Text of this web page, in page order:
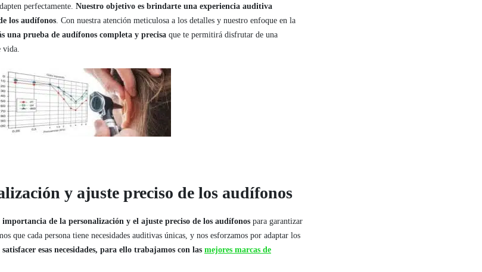
perfectamente. Nuestro objetivo es brindarte una experiencia auditiva
los audífonos. Con nuestra atención meticulosa a los detalles y nuestro enfoque en la
una prueba de audífonos completa y precisa que te permitirá disfrutar de una
vida.
y ajuste preciso de los audífonos
importancia de la personalización y el ajuste preciso de los audífonos para garantizar
que cada persona tiene necesidades auditivas únicas, y nos esforzamos por adaptar los
esas necesidades, para ello trabajamos con las mejores marcas de